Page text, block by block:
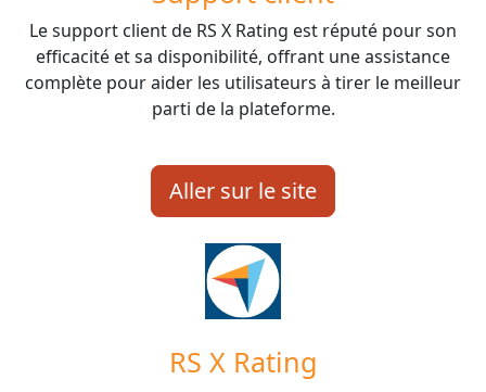
Le support client de RS X Rating est réputé pour son
efficacité et sa disponibilité, offrant une assistance
complète pour aider les utilisateurs à tirer le meilleur
parti de la plateforme.
Aller sur le site
RS X Rating